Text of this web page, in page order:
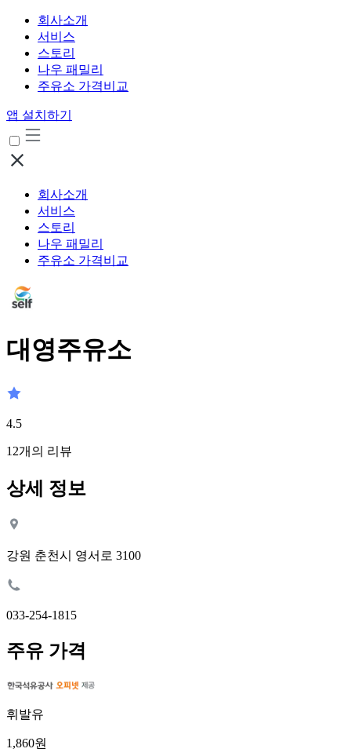
회사소개
서비스
스토리
나우 패밀리
주유소 가격비교
앱 설치하기
회사소개
서비스
스토리
나우 패밀리
주유소 가격비교
대영주유소
4.5
12개의 리뷰
상세 정보
강원 춘천시 영서로 3100
033-254-1815
주유 가격
휘발유
1,860원